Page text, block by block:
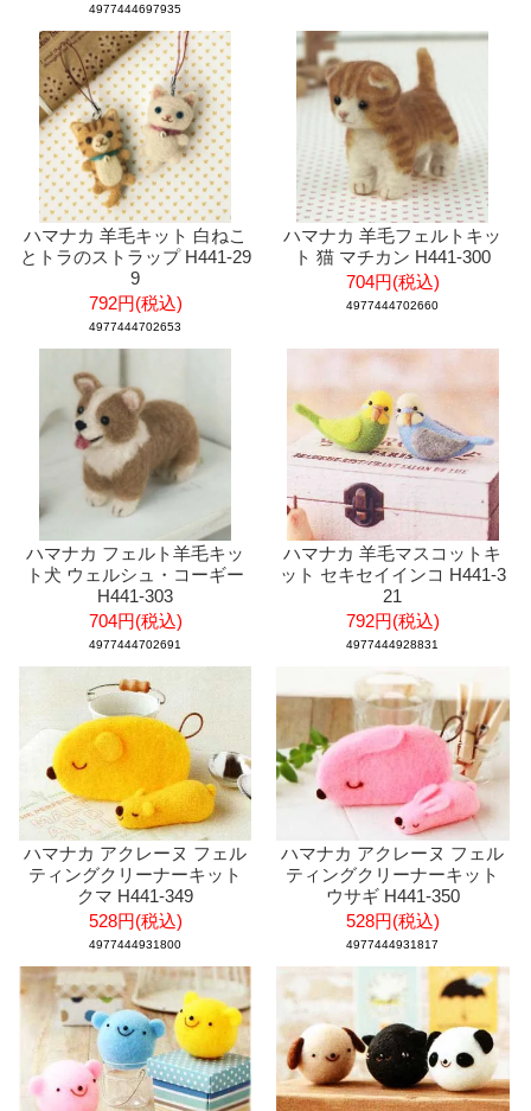
4977444697935
ハマナカ 羊毛キット 白ねこ
とトラのストラップ H441-29
9
792円(税込)
4977444702653
ハマナカ 羊毛フェルトキッ
ト 猫 マチカン H441-300
704円(税込)
4977444702660
ハマナカ フェルト羊毛キッ
ト犬 ウェルシュ・コーギー
H441-303
704円(税込)
4977444702691
ハマナカ 羊毛マスコットキ
ット セキセイインコ H441-3
21
792円(税込)
4977444928831
ハマナカ アクレーヌ フェル
ティングクリーナーキット
クマ H441-349
528円(税込)
4977444931800
ハマナカ アクレーヌ フェル
ティングクリーナーキット
ウサギ H441-350
528円(税込)
4977444931817